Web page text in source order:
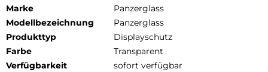
Marke
Panzerglass
Modellbezeichnung
Panzerglass
Produkttyp
Displayschutz
Farbe
Transparent
Verfügbarkeit
sofort verfügbar